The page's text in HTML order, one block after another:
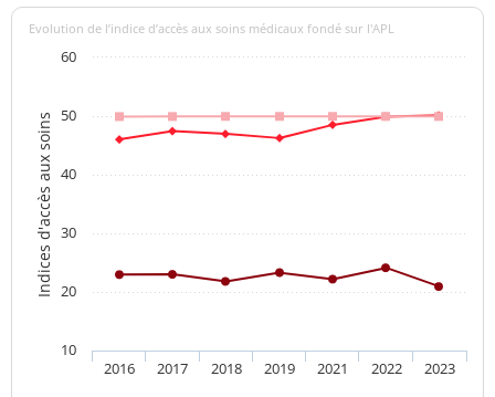
Indices d'accès aux soins
Evolution de l’indice d’accès aux soins médicaux fondé sur l'APL
2016 2017 2018 2019 2021 2022 2023
10
20
30
40
50
60